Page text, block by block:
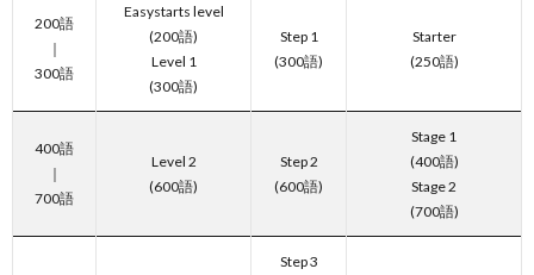
200語
｜
300語
Easystarts level
(200語)
Level 1
(300語)
Step 1
(300語)
Starter
(250語)
400語
｜
700語
Level 2
(600語)
Step 2
(600語)
Stage 1
(400語)
Stage 2
(700語)
Step 3